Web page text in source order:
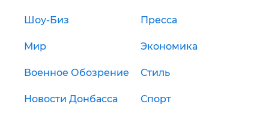
Шоу-Биз Пресса
Мир Экономика
Военное Обозрение Стиль
Новости Донбасса Спорт